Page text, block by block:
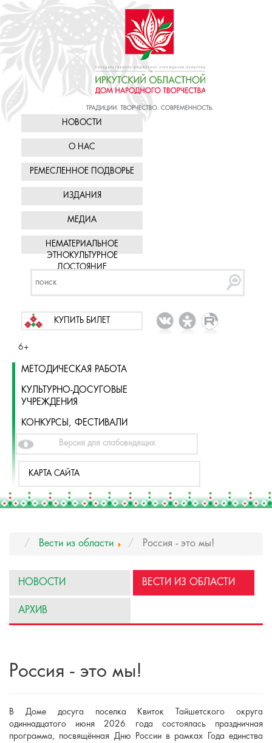
НОВОСТИ
О НАС
РЕМЕСЛЕННОЕ ПОДВОРЬЕ
ИЗДАНИЯ
МЕДИА
НЕМАТЕРИАЛЬНОЕ
ЭТНОКУЛЬТУРНОЕ
ДОСТОЯНИЕ
КУПИТЬ БИЛЕТ
6+
МЕТОДИЧЕСКАЯ РАБОТА
КУЛЬТУРНО-ДОСУГОВЫЕ
УЧРЕЖДЕНИЯ
КОНКУРСЫ, ФЕСТИВАЛИ
Версия для слабовидящих
КАРТА САЙТА
Вести из области Россия - это мы!
НОВОСТИ ВЕСТИ ИЗ ОБЛАСТИ
АРХИВ
Россия - это мы!
В Доме досуга поселка Квиток Тайшетского округа
одиннадцатого июня 2026 года состоялась праздничная
программа, посвящённая Дню России в рамках Года единства